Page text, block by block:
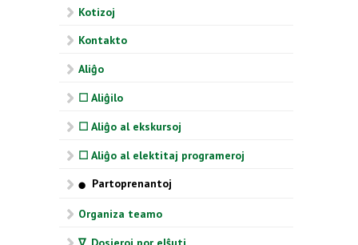
Kotizoj
Kontakto
Aliĝo
☐ Aliĝilo
☐ Aliĝo al ekskursoj
☐ Aliĝo al elektitaj programeroj
⬤ Partoprenantoj
Organiza teamo